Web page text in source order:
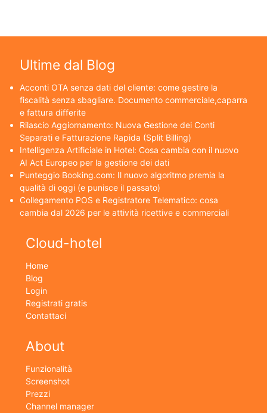
Ultime dal Blog
Acconti OTA senza dati del cliente: come gestire la
fiscalità senza sbagliare. Documento commerciale,caparra
e fattura differite
Rilascio Aggiornamento: Nuova Gestione dei Conti
Separati e Fatturazione Rapida (Split Billing)
Intelligenza Artificiale in Hotel: Cosa cambia con il nuovo
AI Act Europeo per la gestione dei dati
Punteggio Booking.com: Il nuovo algoritmo premia la
qualità di oggi (e punisce il passato)
Collegamento POS e Registratore Telematico: cosa
cambia dal 2026 per le attività ricettive e commerciali
Cloud-hotel
Home
Blog
Login
Registrati gratis
Contattaci
About
Funzionalità
Screenshot
Prezzi
Channel manager